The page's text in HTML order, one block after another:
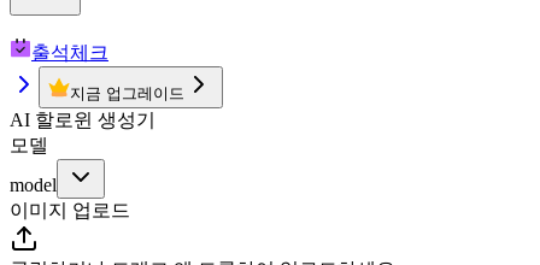
출석체크
지금 업그레이드
AI 할로윈 생성기
모델
model
이미지 업로드